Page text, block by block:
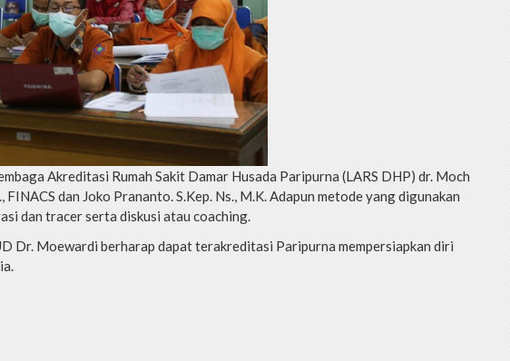
Akreditasi Rumah Sakit Damar Husada Paripurna (LARS DHP) dr. Moch
FINACS dan Joko Prananto. S.Kep. Ns., M.K. Adapun metode yang digunakan
dan tracer serta diskusi atau coaching.
Dr. Moewardi berharap dapat terakreditasi Paripurna mempersiapkan diri